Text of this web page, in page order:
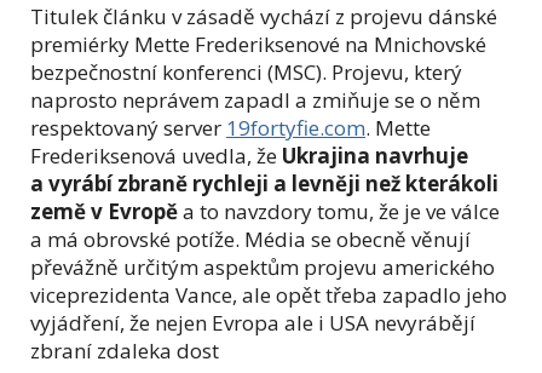
Titulek článku v zásadě vychází z projevu dánské
premiérky Mette Frederiksenové na Mnichovské
bezpečnostní konferenci (MSC). Projevu, který
naprosto neprávem zapadl a zmiňuje se o něm
respektovaný server 19fortyfie.com. Mette
Frederiksenová uvedla, že Ukrajina navrhuje
a vyrábí zbraně rychleji a levněji než kterákoli
země v Evropěa to navzdory tomu, že je ve válce
a má obrovské potíže. Média se obecně věnují
převážně určitým aspektům projevu amerického
viceprezidenta Vance, ale opět třeba zapadlo jeho
vyjádření, že nejen Evropa ale i USA nevyrábějí
zbraní zdaleka dost